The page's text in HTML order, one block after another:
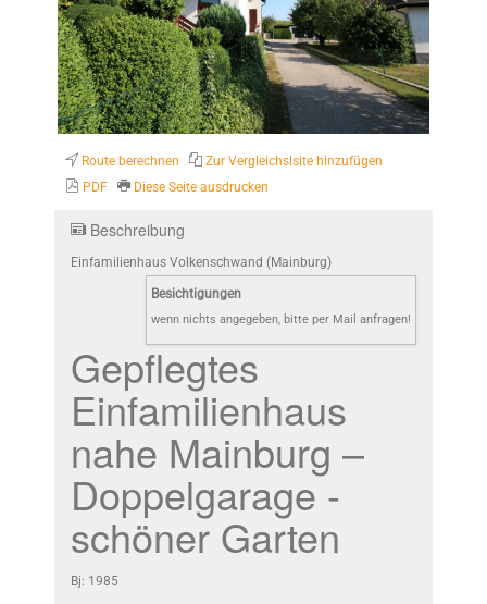
Route berechnen
Zur Vergleichslsite hinzufügen
PDF
Diese Seite ausdrucken
Beschreibung
Einfamilienhaus Volkenschwand (Mainburg)
Besichtigungen
wenn nichts angegeben, bitte per Mail anfragen!
Gepflegtes
Einfamilienhaus
nahe Mainburg –
Doppelgarage -
schöner Garten
Bj: 1985